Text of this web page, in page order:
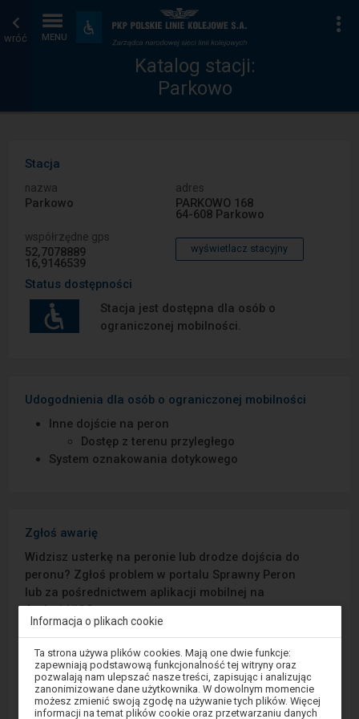
wróć MENU
Dostępność
i
udogodnienia
Katalog
stacji
Strona
główna
Katalog stacji:
Parkowo
Stacja
nazwa
Parkowo
adres
PARKOWO 168
64-608 Parkowo
współrzędne gps
52,7078889
16,9146539
wyświetlacz stacyjny
Status dostępności
Stacja jest dostępna dla osób o
ograniczonej mobilności.
Udogodnienia dla osób o ograniczonej mobilności
Inne dojście na peron
Dostęp z terenu przyległego
System oznakowania dotykowego
Zgłoś awarię
Widzisz usterkę na peronie lub drodze dojścia do
peronu? Zgłoś problem w portalu Sprawny Peron
lub za pośrednictwem aplikacji mobilnej na
Android/iOS.
Sprawny Peron
Google Play
Informacja o plikach cookie
Uwaga,
znajdujesz
się
oknie
modalnym.
Ta strona używa plików cookies. Mają one dwie funkcje:
zapewniają podstawową funkcjonalność tej witryny oraz
pozwalają nam ulepszać nasze treści, zapisując i analizując
zanonimizowane dane użytkownika. W dowolnym momencie
możesz zmienić swoją zgodę na używanie tych plików. Więcej
informacji na temat plików cookie oraz przetwarzaniu danych